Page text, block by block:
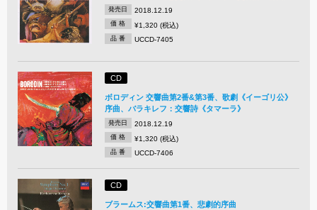
発売日 2018.12.19
価 格 ¥1,320 (税込)
品 番 UCCD-7405
CD
ボロディン 交響曲第2番&第3番、歌劇《イーゴリ公》
序曲、バラキレフ：交響詩《タマーラ》
発売日 2018.12.19
価 格 ¥1,320 (税込)
品 番 UCCD-7406
CD
ブラームス:交響曲第1番、悲劇的序曲